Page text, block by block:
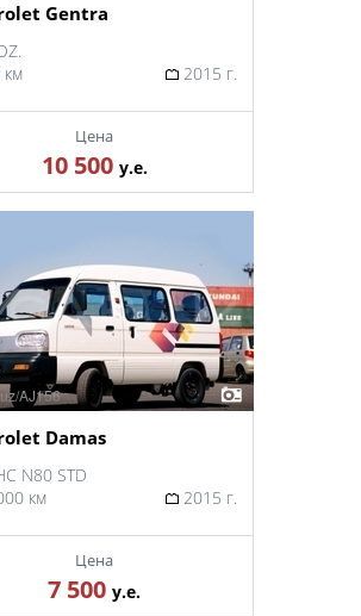
Gentra
км
2015 г.
Цена
10 500 у.е.
Damas
N80 STD
км
2015 г.
Цена
7 500 у.е.